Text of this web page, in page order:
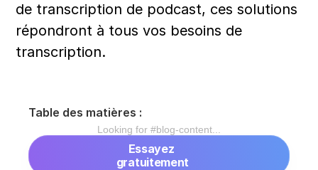
de transcription de podcast, ces solutions
répondront à tous vos besoins de
transcription.
Table des matières :
Looking for #blog-content
Essayez
gratuitement